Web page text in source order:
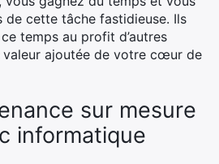
de cette tâche fastidieuse. Ils
temps au profit d’autres
ajoutée de votre cœur de
sur mesure
informatique